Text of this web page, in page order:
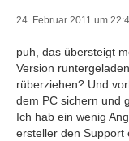
24. Februar 2011 um
puh, das übersteigt
Version
rüberziehen? Und
dem PC sichern und
Ich hab ein wenig
ersteller den Support